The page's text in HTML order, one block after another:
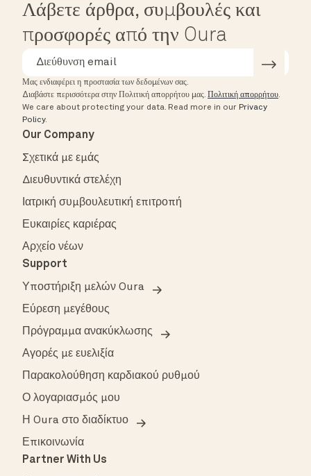
Λάβετε άρθρα, συμβουλές και
προσφορές από την Oura
Μας ενδιαφέρει η προστασία των δεδομένων σας.
Διαβάστε περισσότερα στην Πολιτική απορρήτου μας. Πολιτική απορρήτου.
We care about protecting your data. Read more in our Privacy
Policy.
Our Company
Σχετικά με εμάς
Διευθυντικά στελέχη
Ιατρική συμβουλευτική επιτροπή
Ευκαιρίες καριέρας
Αρχείο νέων
Support
Υποστήριξη μελών Oura
Εύρεση μεγέθους
Πρόγραμμα ανακύκλωσης
Αγορές με ευελιξία
Παρακολούθηση καρδιακού ρυθμού
Ο λογαριασμός μου
Η Oura στο διαδίκτυο
Επικοινωνία
Partner With Us